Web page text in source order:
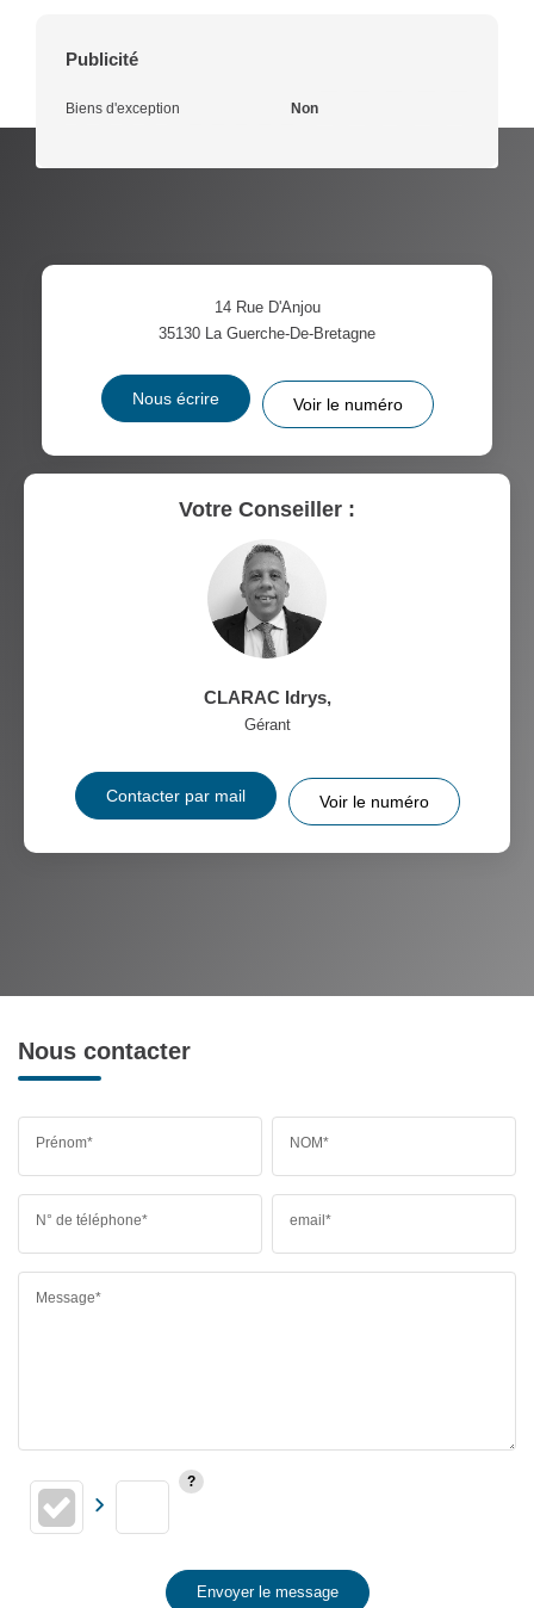
Publicité
Biens d'exception Non
14 Rue D'Anjou
35130 La Guerche-De-Bretagne
Nous écrire Voir le numéro
Votre Conseiller :
CLARAC Idrys,
Gérant
Contacter par mail Voir le numéro
Nous contacter
Prénom* NOM*
N° de téléphone* email*
Message*
Envoyer le message